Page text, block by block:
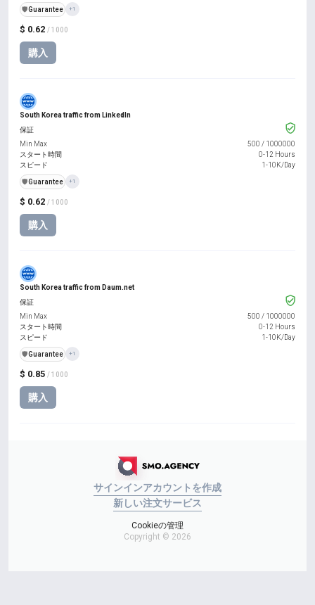
$ 0.62 / 1000
購入
️🛡️Guarantee +1
South Korea traffic from LinkedIn
$ 0.62 / 1000
購入
保証
Min Max
500 / 1000000
スタート時間
0-12 Hours
スピード
1-10K/Day
️🛡️Guarantee +1
South Korea traffic from Daum.net
$ 0.85 / 1000
購入
保証
Min Max
500 / 1000000
スタート時間
0-12 Hours
スピード
1-10K/Day
️🛡️Guarantee +1
サインインアカウントを作成
新しい注文サービス
Cookieの管理
Copyright © 2026